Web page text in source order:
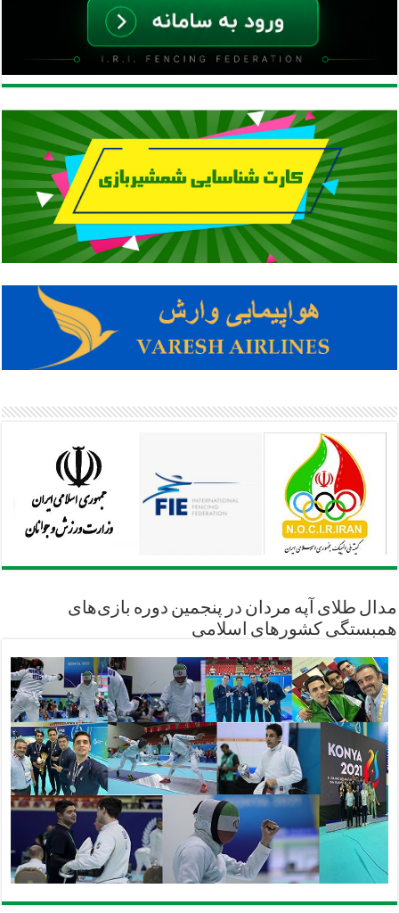
مدال طلای آپه مردان در پنجمین دوره بازی‌های
همبستگی کشورهای اسلامی